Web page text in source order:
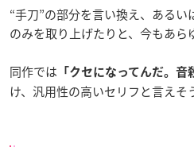
“手刀”の部分を言い換え、ある
のみを取り上げたりと、今もあら
同作では 「クセになってんだ。音
け、汎用性の高いセリフと言えそ